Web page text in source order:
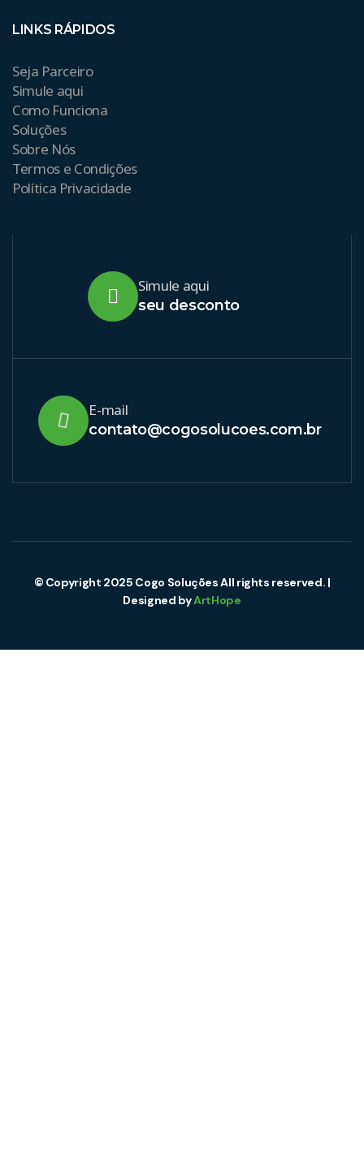
LINKS RÁPIDOS
Seja Parceiro
Simule aqui
Como Funciona
Soluções
Sobre Nós
Termos e Condições
Política Privacidade
Simule aqui
seu desconto
E-mail
contato@cogosolucoes.com.br
© Copyright 2025 Cogo Soluções All rights reserved. |
Designed byArtHope